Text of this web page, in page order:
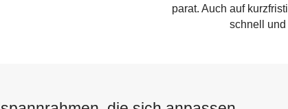
parat. Auch auf
schnell